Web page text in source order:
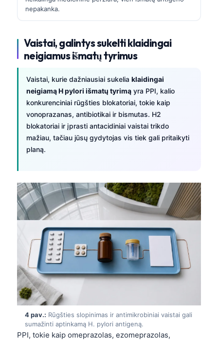
nepakanka.
Vaistai, galintys sukelti klaidingai
neigiamus išmatų tyrimus
Vaistai, kurie dažniausiai sukelia klaidingai
neigiamą H pylori išmatų tyrimą yra PPI, kalio
konkurenciniai rūgšties blokatoriai, tokie kaip
vonoprazanas, antibiotikai ir bismutas. H2
blokatoriai ir įprasti antacidiniai vaistai trikdo
mažiau, tačiau jūsų gydytojas vis tiek gali pritaikyti
planą.
4 pav.: Rūgšties slopinimas ir antimikrobiniai vaistai gali
sumažinti aptinkamą H. pylori antigeną.
PPI, tokie kaip omeprazolas, ezomeprazolas,